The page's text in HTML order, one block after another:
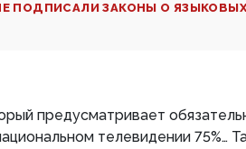
ПОДПИСАЛИ ЗАКОНЫ О
предусматривает
телевидении 75%…